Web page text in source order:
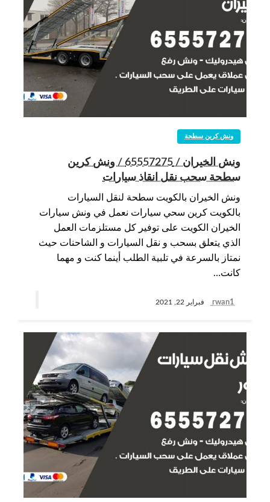
ونش كرين سطحة
ونش الخيران / 65557275 / ونش كرين
سطحة سحب نقل انقاذ سيارات
ونش الخيران بالكويت سطحة لنقل السيارات
بالكويت كرين سحي سيارات نعمل في ونش سيارات
الخيران الكويت على توفير كل مستلزمات العمل
الذي يتعلق بسحب و نقل السيارات و الشاحنات حيث
نمتاز بالسرعة في تلبية الطلب أينما كنت و مهما
كانت…
rwan1 فبراير 22, 2021